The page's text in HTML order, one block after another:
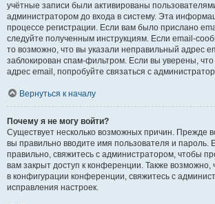
учётные записи были активированы
администратором до входа в систему. Эта
процессе регистрации. Если вам было прислано
следуйте полученным инструкциям. Если email-
то возможно, что вы указали неправильный адрес
заблокирован спам-фильтром. Если вы уверены,
адрес email, попробуйте связаться с
Вернуться к началу
Почему я не могу войти?
Существует несколько возможных причин. Прежде
вы правильно вводите имя пользователя и пароль.
правильно, свяжитесь с администратором, чтобы
вам закрыт доступ к конференции. Также
в конфигурации конференции, свяжитесь с
исправления настроек.